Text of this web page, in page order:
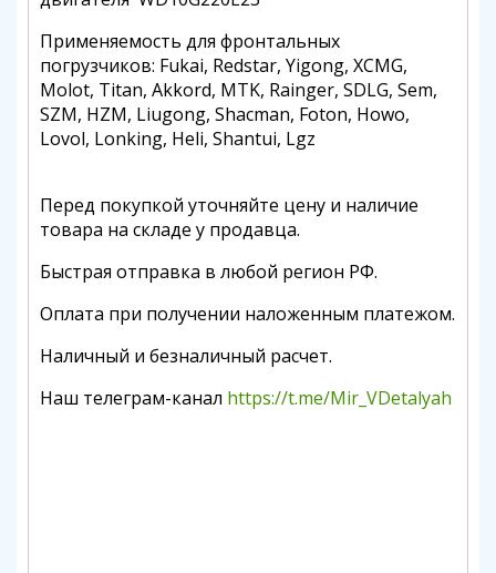
Применяемость для фронтальных
погрузчиков: Fukai, Redstar, Yigong, XCMG,
Molot, Titan, Akkord, MTK, Rainger, SDLG, Sem,
SZM, HZM, Liugong, Shacman, Foton, Howo,
Lovol, Lonking, Heli, Shantui, Lgz
Перед покупкой уточняйте цену и наличие
товара на складе у продавца.
Быстрая отправка в любой регион РФ.
Оплата при получении наложенным платежом.
Наличный и безналичный расчет.
Наш телеграм-канал https://t.me/Mir_VDetalyah